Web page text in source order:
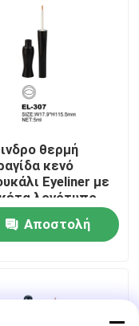
θερμή
κενό
Eyeliner με
λογότυπο
Αποστολή